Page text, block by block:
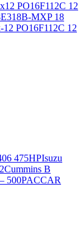
PO16F112C 12
MXP 18
12 PO16F112C 12
475HPIsuzu
Cummins B
500PACCAR